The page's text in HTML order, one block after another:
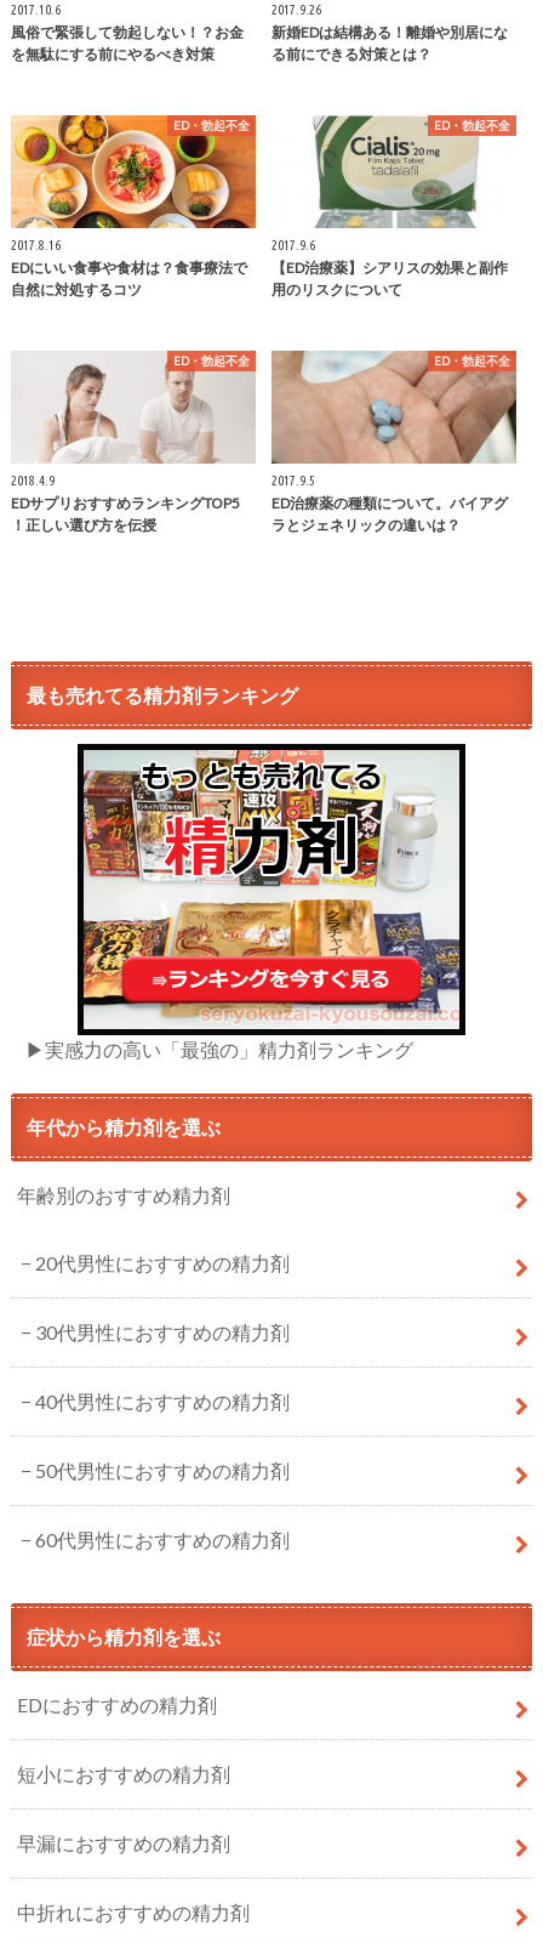
2017.10.6
風俗で緊張して勃起しない！？お金
を無駄にする前にやるべき対策
2017.9.26
新婚EDは結構ある！離婚や別居にな
る前にできる対策とは？
ED・勃起不全
2017.8.16
EDにいい食事や食材は？食事療法で
自然に対処するコツ
ED・勃起不全
2017.9.6
【ED治療薬】シアリスの効果と副作
用のリスクについて
ED・勃起不全
2018.4.9
EDサプリおすすめランキングTOP5
！正しい選び方を伝授
ED・勃起不全
2017.9.5
ED治療薬の種類について。バイアグ
ラとジェネリックの違いは？
最も売れてる精力剤ランキング
▶実感力の高い「最強の」精力剤ランキング
年代から精力剤を選ぶ
年齢別のおすすめ精力剤
20代男性におすすめの精力剤
30代男性におすすめの精力剤
40代男性におすすめの精力剤
50代男性におすすめの精力剤
60代男性におすすめの精力剤
症状から精力剤を選ぶ
EDにおすすめの精力剤
短小におすすめの精力剤
早漏におすすめの精力剤
中折れにおすすめの精力剤